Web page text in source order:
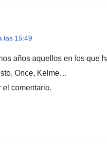
las 15:49
años aquellos en los que
Once, Kelme…
el comentario.